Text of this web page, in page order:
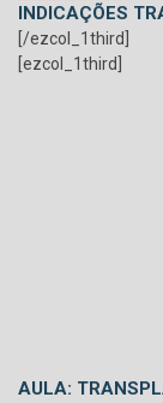
INDICAÇÕES
[/ezcol_1third]
[ezcol_1third]
AULA: